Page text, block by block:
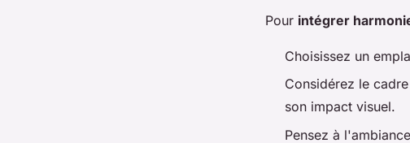
Pour intégrer
Choisissez un
Considérez le
son impact visuel.
Pensez à